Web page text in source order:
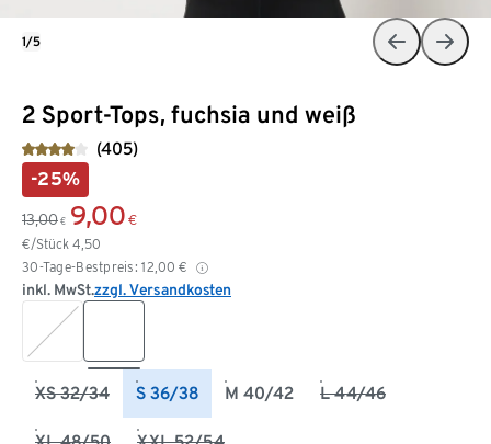
2 Sport-Tops, fuchsia und weiß
(405)
-25%
13,00 € 9,00 €
€/Stück 4,50
30-Tage-Bestpreis: 12,00 €
inkl. MwSt.zzgl. Versandkosten
XS 32/34 S 36/38 M 40/42 L 44/46
1/5